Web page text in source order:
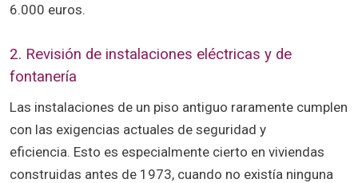
6.000 euros.
2. Revisión de instalaciones eléctricas y de
fontanería
Las instalaciones de un piso antiguo raramente cumplen
con las exigencias actuales de seguridad y
eficiencia. Esto es especialmente cierto en viviendas
construidas antes de 1973, cuando no existía ninguna